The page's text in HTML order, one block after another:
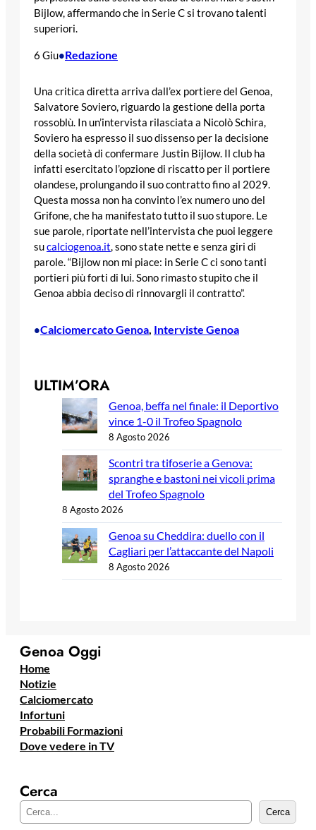
Bijlow, affermando che in Serie C si trovano talenti
superiori.
6 Giu•Redazione
Una critica diretta arriva dall’ex portiere del Genoa,
Salvatore Soviero, riguardo la gestione della porta
rossoblù. In un’intervista rilasciata a Nicolò Schira,
Soviero ha espresso il suo dissenso per la decisione
della società di confermare Justin Bijlow. Il club ha
infatti esercitato l’opzione di riscatto per il portiere
olandese, prolungando il suo contratto fino al 2029.
Questa mossa non ha convinto l’ex numero uno del
Grifone, che ha manifestato tutto il suo stupore. Le
sue parole, riportate nell’intervista che puoi leggere
sucalciogenoa.it, sono state nette e senza giri di
parole. “Bijlow non mi piace: in Serie C ci sono tanti
portieri più forti di lui. Sono rimasto stupito che il
Genoa abbia deciso di rinnovargli il contratto”.
•Calciomercato Genoa, Interviste Genoa
ULTIM’ORA
Genoa, beffa nel finale: il Deportivo
vince 1-0 il Trofeo Spagnolo
8 Agosto 2026
Scontri tra tifoserie a Genova:
spranghe e bastoni nei vicoli prima
del Trofeo Spagnolo
8 Agosto 2026
Genoa su Cheddira: duello con il
Cagliari per l’attaccante del Napoli
8 Agosto 2026
Genoa Oggi
Home
Notizie
Calciomercato
Infortuni
Probabili Formazioni
Dove vedere in TV
Cerca
e
Cerca